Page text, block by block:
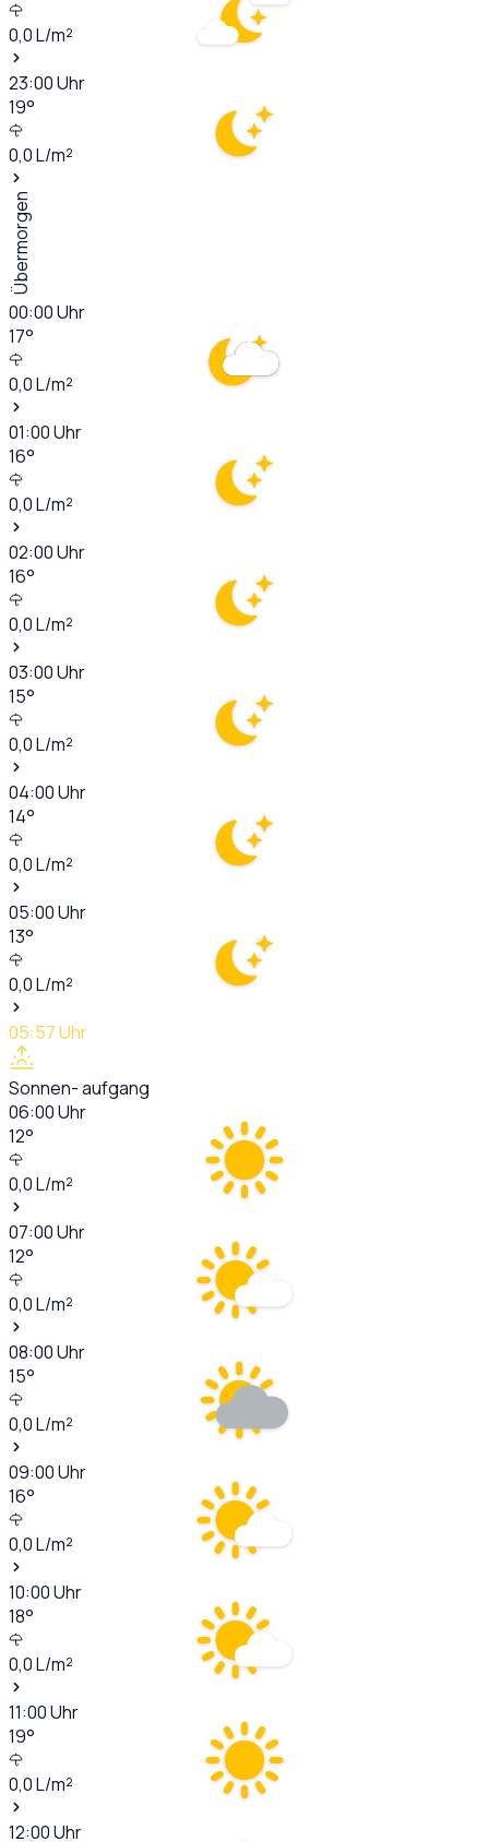
0,0L/m²
23:00Uhr
19°
0,0L/m²
Übermorgen
00:00Uhr
17°
0,0L/m²
01:00Uhr
16°
0,0L/m²
02:00Uhr
16°
0,0L/m²
03:00Uhr
15°
0,0L/m²
04:00Uhr
14°
0,0L/m²
05:00Uhr
13°
0,0L/m²
05:57Uhr
Sonnen- aufgang
06:00Uhr
12°
0,0L/m²
07:00Uhr
12°
0,0L/m²
08:00Uhr
15°
0,0L/m²
09:00Uhr
16°
0,0L/m²
10:00Uhr
18°
0,0L/m²
11:00Uhr
19°
0,0L/m²
12:00Uhr